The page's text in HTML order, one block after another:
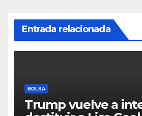
Entrada relacionada
BOLSA
Trump vuelve a